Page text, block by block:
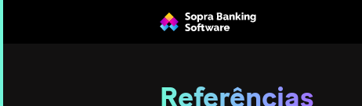
Referências